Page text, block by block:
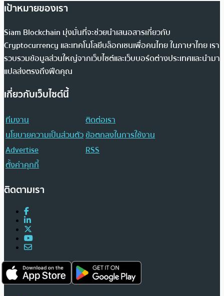
เป้าหมายของเรา
Siam Blockchain มุ่งมั่นที่จะช่วยนำเสนอสารเกี่ยวกับ
Cryptocurrency และเทคโนโลยีบล็อกเชนเพื่อคนไทย ในภาษาไทย เรา
รวบรวมข้อมูลส่วนใหญ่จากเว็บไซต์และเว็บบอร์ดต่างประเทศและนำมา
แปลส่งตรงถึงฟีดคุณ
เกี่ยวกับเว็บไซต์นี้
ทีมงาน
ติดต่อเรา
นโยบายความเป็นส่วนตัวข้อตกลงในการใช้งาน
Advertise
RSS
ตั้งค่าคุกกี้
ติดตามเรา